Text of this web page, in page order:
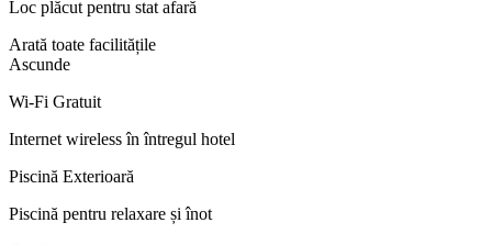
Loc plăcut pentru stat afară
Arată toate facilitățile
Ascunde
Wi‑Fi Gratuit
Internet wireless în întregul hotel
Piscină Exterioară
Piscină pentru relaxare și înot